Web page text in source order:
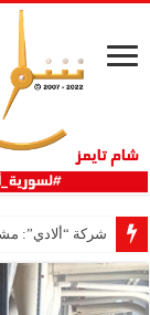
شركة “ألادي”: